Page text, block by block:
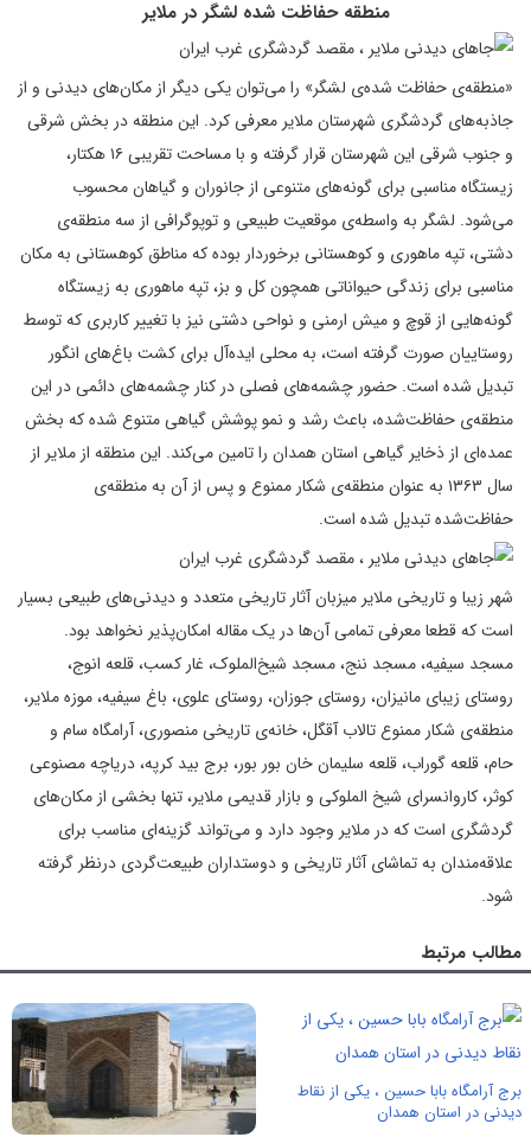
منطقه حفاظت شده لشگر در ملایر
«منطقه‌ی حفاظت شده‌ی لشگر» را می‌توان یکی دیگر از مکان‌های دیدنی و از
جاذبه‌های گردشگری شهرستان ملایر معرفی کرد. این منطقه در بخش شرقی
و جنوب شرقی این شهرستان قرار گرفته و با مساحت تقریبی ۱۶ هکتار،
زیستگاه مناسبی برای گونه‌های متنوعی از جانوران و گیاهان محسوب
می‌شود. لشگر به واسطه‌ی موقعیت طبیعی و توپوگرافی از سه منطقه‌ی
دشتی، تپه ماهوری و کوهستانی برخوردار بوده که مناطق کوهستانی به مکان
مناسبی برای زندگی حیواناتی همچون کل و بز، تپه ماهوری به زیستگاه
گونه‌هایی از قوچ و میش ارمنی و نواحی دشتی نیز با تغییر کاربری که توسط
روستاییان صورت گرفته است، به محلی ایده‌آل برای کشت باغ‌های انگور
تبدیل شده است. حضور چشمه‌های فصلی در کنار چشمه‌های دائمی در این
منطقه‌ی حفاظت‌شده، باعث رشد و نمو پوشش گیاهی متنوع شده که بخش
عمده‌ای از ذخایر گیاهی استان همدان را تامین می‌کند. این منطقه از ملایر از
سال ۱۳۶۳ به عنوان منطقه‌ی شکار ممنوع و پس از آن به منطقه‌ی
حفاظت‌شده تبدیل شده است.
شهر زیبا و تاریخی ملایر میزبان آثار تاریخی متعدد و دیدنی‌های طبیعی بسیار
است که قطعا معرفی تمامی آن‌ها در یک مقاله امکان‌پذیر نخواهد بود.
مسجد سیفیه، مسجد ننج، مسجد شیخ‌الملوک، غار کسب، قلعه انوج،
روستای زیبای مانیزان، روستای جوزان، روستای علوی، باغ سیفیه، موزه ملایر،
منطقه‌ی شکار ممنوع تالاب آقگل، خانه‌ی تاریخی منصوری، آرامگاه سام و
حام، قلعه گوراب، قلعه سلیمان خان بور بور، برج بید کرپه، دریاچه مصنوعی
کوثر، کاروانسرای شیخ الملوکی و بازار قدیمی ملایر، تنها بخشی از مکان‌های
گردشگری است که در ملایر وجود دارد و می‌تواند گزینه‌ای مناسب برای
علاقه‌مندان به تماشای آثار تاریخی و دوستداران طبیعت‌گردی درنظر گرفته
شود.
مطالب مرتبط
برج آرامگاه بابا حسین ، یکی از نقاط
دیدنی در استان همدان